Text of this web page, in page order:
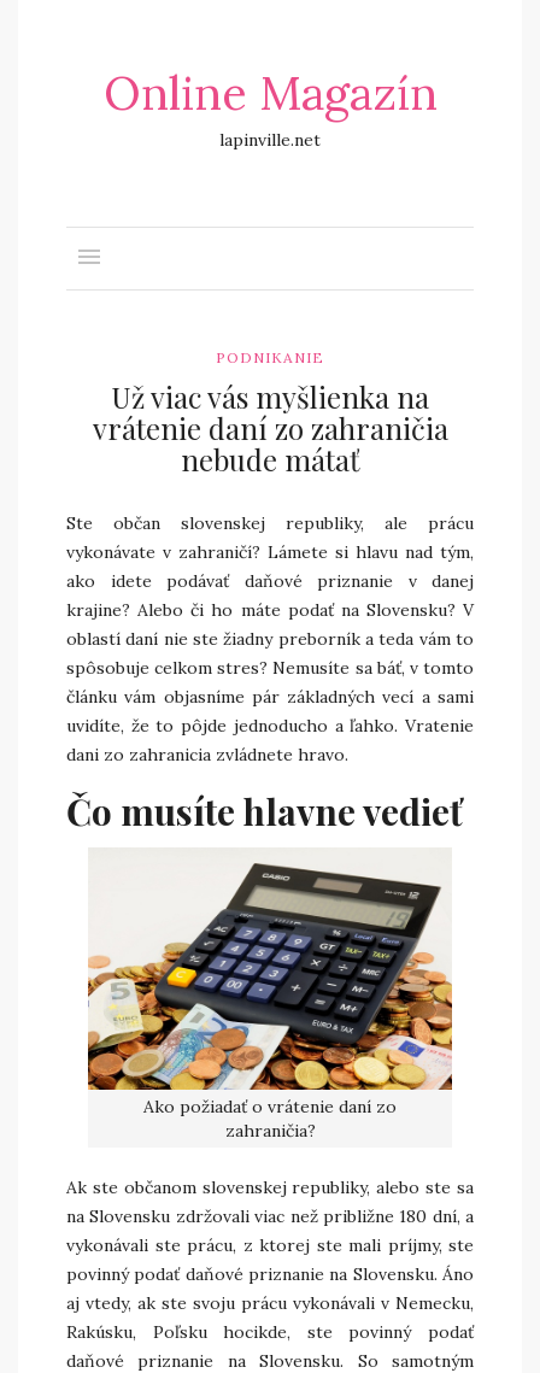
Online Magazín
lapinville.net
PODNIKANIE
Už viac vás myšlienka na
vrátenie daní zo zahraničia
nebude mátať
Ste občan slovenskej republiky, ale prácu
vykonávate v zahraničí? Lámete si hlavu nad tým,
ako idete podávať daňové priznanie v danej
krajine? Alebo či ho máte podať na Slovensku? V
oblastí daní nie ste žiadny preborník a teda vám to
spôsobuje celkom stres? Nemusíte sa báť, v tomto
článku vám objasníme pár základných vecí a sami
uvidíte, že to pôjde jednoducho a ľahko. Vratenie
dani zo zahranicia zvládnete hravo.
Čo musíte hlavne vedieť
Ako požiadať o vrátenie daní zo
zahraničia?
Ak ste občanom slovenskej republiky, alebo ste sa
na Slovensku zdržovali viac než približne 180 dní, a
vykonávali ste prácu, z ktorej ste mali príjmy, ste
povinný podať daňové priznanie na Slovensku. Áno
aj vtedy, ak ste svoju prácu vykonávali v Nemecku,
Rakúsku, Poľsku hocikde, ste povinný podať
daňové priznanie na Slovensku. So samotným